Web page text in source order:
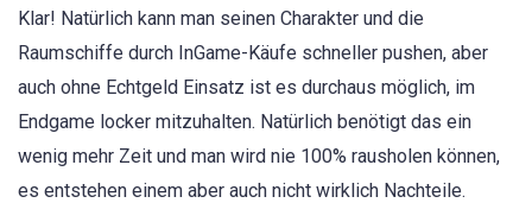
Klar! Natürlich kann man seinen Charakter und die
Raumschiffe durch InGame-Käufe schneller pushen, aber
auch ohne Echtgeld Einsatz ist es durchaus möglich, im
Endgame locker mitzuhalten. Natürlich benötigt das ein
wenig mehr Zeit und man wird nie 100% rausholen können,
es entstehen einem aber auch nicht wirklich Nachteile.